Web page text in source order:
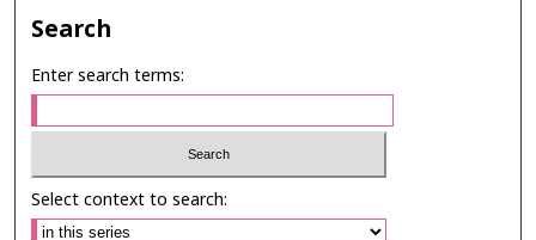
Search
Enter search terms:
Select context to search: